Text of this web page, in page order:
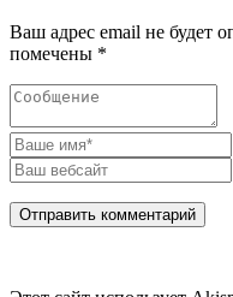
Ваш адрес email не будет
помечены *